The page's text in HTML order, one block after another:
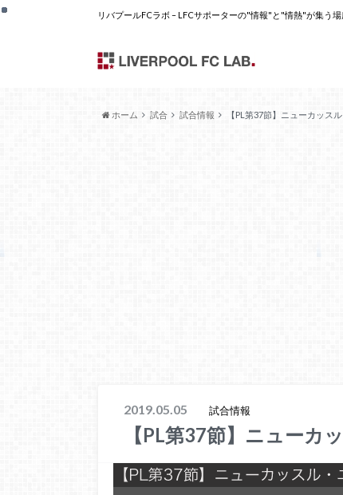
リバプールFCラボ – LFCサポーターの"情報"と"情熱"が集う場
ホーム 試合 試合情報 【PL第37節】ニューカッス
2019.05.05 試合情報
【PL第37節】ニューカ